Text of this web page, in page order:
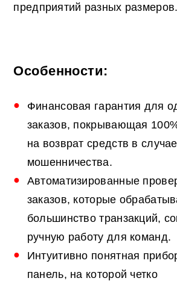
предприятий разных размеров.
Особенности:
Финансовая гарантия для
заказов, покрывающая
на возврат средств в случае
мошенничества.
Автоматизированные
заказов, которые
большинство транзакций,
ручную работу для команд.
Интуитивно понятная
панель, на которой четко